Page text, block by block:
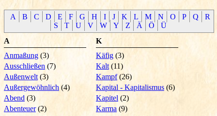
A B C D E F G H I J K L M N O P Q
R
S
T U V W Y Z Ä Ö
Ü
A
Anmaßung (3)
Ausschließen (7)
Außenwelt (3)
Außergewöhnlich (4)
Abend (3)
Abenteuer (2)
K
Käfig (3)
Kalt (11)
Kampf (26)
Kapital - Kapitalismus (6)
Kapitel (2)
Karma (9)